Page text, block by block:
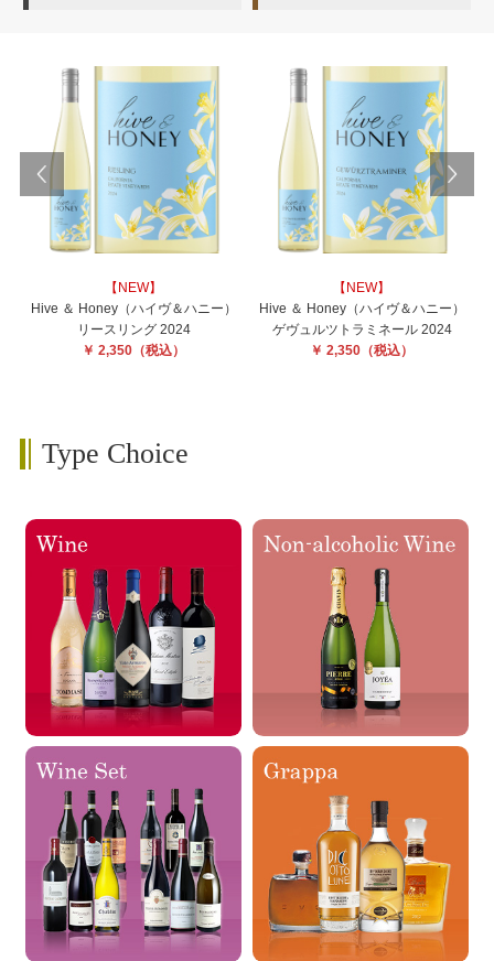
【NEW】
Hive ＆ Honey（ハイヴ＆ハニー）
リースリング 2024
￥ 2,350（税込）
【NEW】
Hive ＆ Honey（ハイヴ＆ハニー）
ゲヴュルツトラミネール 2024
￥ 2,350（税込）
Type Choice